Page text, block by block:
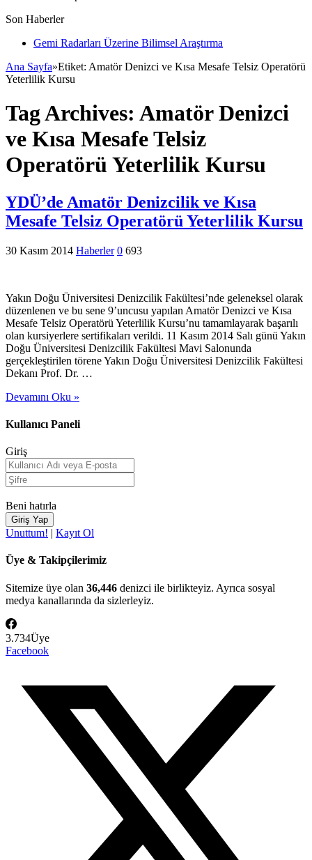
Son Haberler
Gemi Radarları Üzerine Bilimsel Araştırma
Ana Sayfa»Etiket: Amatör Denizci ve Kısa Mesafe Telsiz Operatörü
Yeterlilik Kursu
Tag Archives: Amatör Denizci
ve Kısa Mesafe Telsiz
Operatörü Yeterlilik Kursu
YDÜ’de Amatör Denizcilik ve Kısa
Mesafe Telsiz Operatörü Yeterlilik Kursu
30 Kasım 2014 Haberler 0 693
Yakın Doğu Üniversitesi Denizcilik Fakültesi’nde geleneksel olarak
düzenlenen ve bu sene 9’uncusu yapılan Amatör Denizci ve Kısa
Mesafe Telsiz Operatörü Yeterlilik Kursu’nu tamamlayarak başarılı
olan kursiyerlere sertifikaları verildi. 11 Kasım 2014 Salı günü Yakın
Doğu Üniversitesi Denizcilik Fakültesi Mavi Salonunda
gerçekleştirilen törene Yakın Doğu Üniversitesi Denizcilik Fakültesi
Dekanı Prof. Dr. …
Devamını Oku »
Kullanıcı Paneli
Giriş
Beni hatırla
Unuttum! | Kayıt Ol
Üye & Takipçilerimiz
Sitemize üye olan 36,446 denizci ile birlikteyiz. Ayrıca sosyal
medya kanallarında da sizlerleyiz.
3.734Üye
Facebook